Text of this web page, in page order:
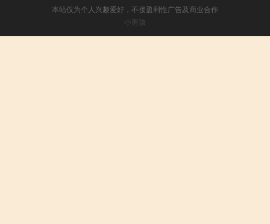
本站仅为个人兴趣爱好，不接盈利性广告及商业合作
小男孩